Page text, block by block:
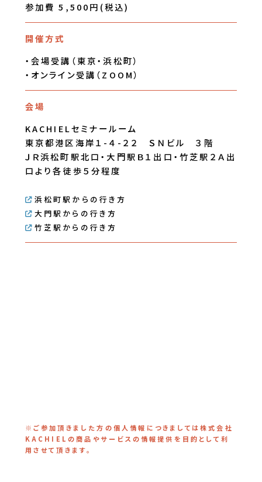
参加費 5,500円(税込)
開催方式
・会場受講（東京・浜松町）
・オンライン受講（ZOOM）
会場
KACHIELセミナールーム
東京都港区海岸１-４-２２ ＳＮビル ３階
ＪＲ浜松町駅北口・大門駅Ｂ１出口・竹芝駅２Ａ出
口より各徒歩５分程度
浜松町駅からの行き方
大門駅からの行き方
竹芝駅からの行き方
※ご参加頂きました方の個人情報につきましては株式会社
KACHIELの商品やサービスの情報提供を目的として利
用させて頂きます。